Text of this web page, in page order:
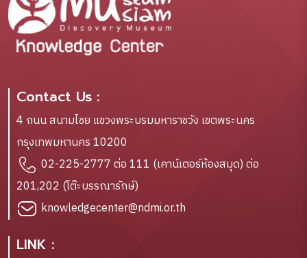
Contact Us :
4 ถนน สนามไชย แขวงพระบรมมหาราชวัง เขตพระนคร
กรุงเทพมหานคร 10200
02-225-2777 ต่อ 111 (เคาน์เตอร์ห้องสมุด) ต่อ
201,202 (โต๊ะบรรณารักษ์)
knowledgecenter@ndmi.or.th
LINK :